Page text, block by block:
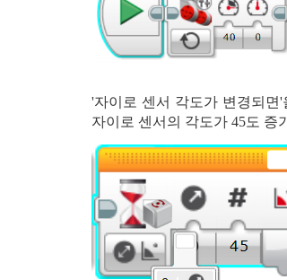
'자이로 센서 각도가 변경되면
자이로 센서의 각도가 45도 증